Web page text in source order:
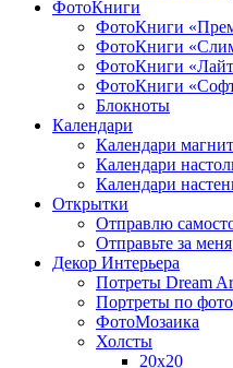
ФотоКниги
ФотоКниги
ФотоКниги
ФотоКниги
ФотоКниги
Блокноты
Календари
Календари
Календари
Календари
Открытки
Отправлю
Отправьте за меня
Декор Интерьера
Потреты Dream
Портреты по
ФотоМозаика
Холсты
20х20